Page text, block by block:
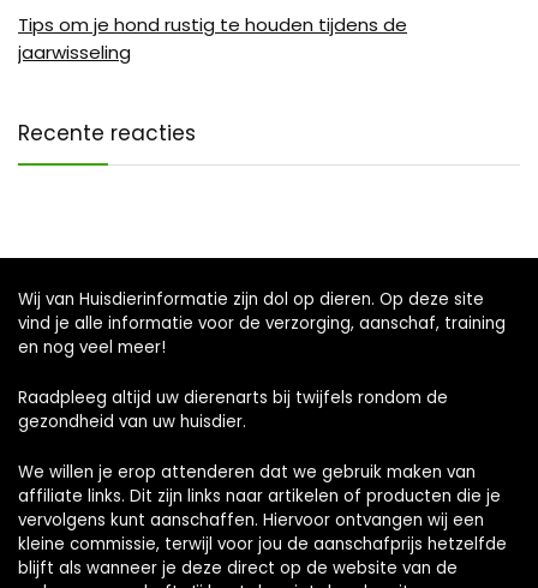
Tips om je hond rustig te houden tijdens de
jaarwisseling
Recente reacties
Wij van Huisdierinformatie zijn dol op dieren. Op deze site
vind je alle informatie voor de verzorging, aanschaf, training
en nog veel meer!
Raadpleeg altijd uw dierenarts bij twijfels rondom de
gezondheid van uw huisdier.
We willen je erop attenderen dat we gebruik maken van
affiliate links. Dit zijn links naar artikelen of producten die je
vervolgens kunt aanschaffen. Hiervoor ontvangen wij een
kleine commissie, terwijl voor jou de aanschafprijs hetzelfde
blijft als wanneer je deze direct op de website van de